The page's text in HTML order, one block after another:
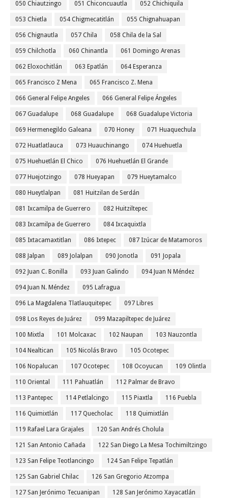
050 Chiautzingo 051 Chiconcuautla 052 Chichiquila
053 Chietla 054 Chigmecatitlán 055 Chignahuapan
056 Chignautla 057 Chila 058 Chila de la Sal
059 Chilchotla 060 Chinantla 061 Domingo Arenas
062 Eloxochitlán 063 Epatlán 064 Esperanza
065 Francisco Z Mena 065 Francisco Z. Mena
066 General Felipe Angeles 066 General Felipe Ángeles
067 Guadalupe 068 Guadalupe 068 Guadalupe Victoria
069 Hermenegildo Galeana 070 Honey 071 Huaquechula
072 Huatlatlauca 073 Huauchinango 074 Huehuetla
075 Huehuetlán El Chico 076 Huehuetlán El Grande
077 Huejotzingo 078 Hueyapan 079 Hueytamalco
080 Hueytlalpan 081 Huitzilan de Serdán
081 Ixcamilpa de Guerrero 082 Huitziltepec
083 Ixcamilpa de Guerrero 084 Ixcaquixtla
085 Ixtacamaxtitlan 086 Ixtepec 087 Izúcar de Matamoros
088 Jalpan 089 Jolalpan 090 Jonotla 091 Jopala
092 Juan C. Bonilla 093 Juan Galindo 094 Juan N Méndez
094 Juan N. Méndez 095 Lafragua
096 La Magdalena Tlatlauquitepec 097 Libres
098 Los Reyes de Juárez 099 Mazapiltepec de Juárez
100 Mixtla 101 Molcaxac 102 Naupan 103 Nauzontla
104 Nealtican 105 Nicolás Bravo 105 Ocotepec
106 Nopalucan 107 Ocotepec 108 Ocoyucan 109 Olintla
110 Oriental 111 Pahuatlán 112 Palmar de Bravo
113 Pantepec 114 Petlalcingo 115 Piaxtla 116 Puebla
116 Quimixtlán 117 Quecholac 118 Quimixtlán
119 Rafael Lara Grajales 120 San Andrés Cholula
121 San Antonio Cañada 122 San Diego La Mesa Tochimiltzingo
123 San Felipe Teotlancingo 124 San Felipe Tepatlán
125 San Gabriel Chilac 126 San Gregorio Atzompa
127 San Jerónimo Tecuanipan 128 San Jerónimo Xayacatlán